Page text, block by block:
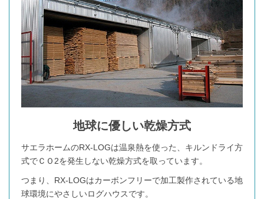
地球に優しい乾燥方式
サエラホームのRX-LOGは温泉熱を使った、キルンドライ方
式でＣＯ2を発生しない乾燥方式を取っています。
つまり、RX-LOGはカーボンフリーで加工製作されている地
球環境にやさしいログハウスです。